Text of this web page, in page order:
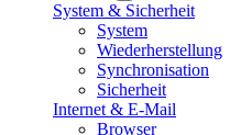
System & Sicherheit
System
Wiederherstellung
Synchronisation
Sicherheit
Internet & E-Mail
Browser